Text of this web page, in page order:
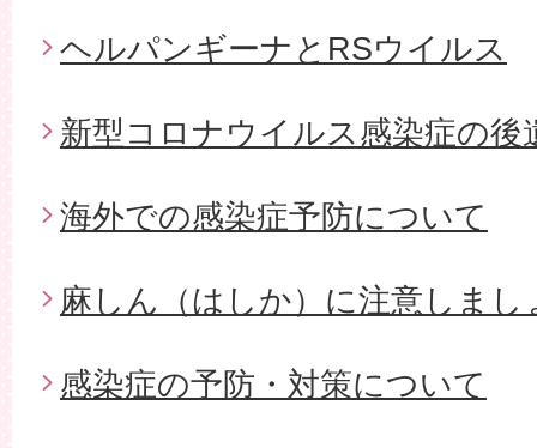
ヘルパンギーナとRSウイルス
新型コロナウイルス感染症の後
海外での感染症予防について
麻しん（はしか）に注意しまし
感染症の予防・対策について